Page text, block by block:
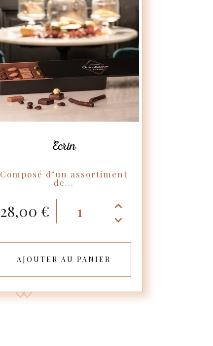
Ecrin
Composé d’un assortiment
de...
28,00 €
AJOUTER AU PANIER